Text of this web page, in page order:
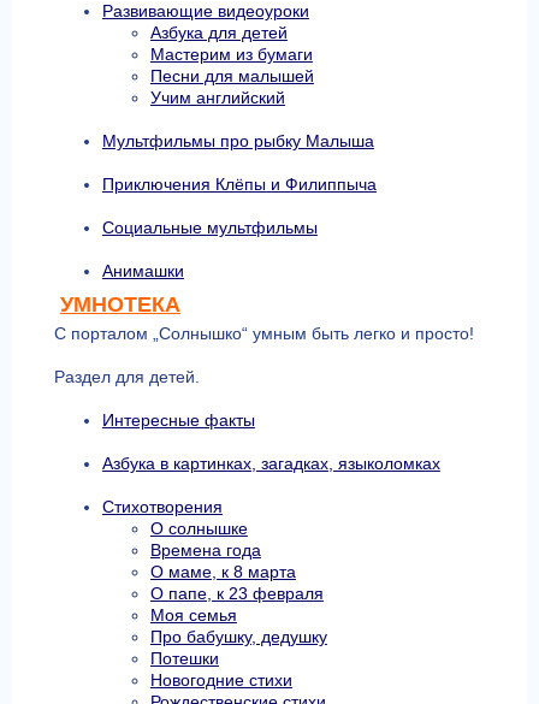
Развивающие видеоуроки
Азбука для детей
Мастерим из бумаги
Песни для малышей
Учим английский
Мультфильмы про рыбку Малыша
Приключения Клёпы и Филиппыча
Социальные мультфильмы
Анимашки
УМНОТЕКА
С порталом „Солнышко“ умным быть легко и просто!
Раздел для детей.
Интересные факты
Азбука в картинках, загадках, языколомках
Стихотворения
О солнышке
Времена года
О маме, к 8 марта
О папе, к 23 февраля
Моя семья
Про бабушку, дедушку
Потешки
Новогодние стихи